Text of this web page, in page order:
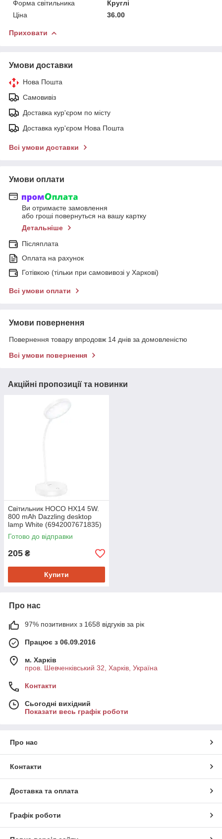
Форма світильника
Круглі
Ціна
36.00
Приховати
Умови доставки
Нова Пошта
Самовивіз
Доставка кур'єром по місту
Доставка кур'єром Нова Пошта
Всі умови доставки
Умови оплати
Ви отримаєте замовлення
або гроші повернуться на вашу картку
Детальніше
Післяплата
Оплата на рахунок
Готівкою (тільки при самовивозі у Харкові)
Всі умови оплати
Умови повернення
Повернення товару впродовж 14 днів за домовленістю
Всі умови повернення
Акційні пропозиції та новинки
Світильник HOCO HX14 5W.
800 mAh Dazzling desktop
lamp White (6942007671835)
Готово до відправки
205 ₴
Купити
Про нас
97% позитивних з 1658 відгуків за рік
Працює з 06.09.2016
м. Харків
пров. Шевченківський 32, Харків, Україна
Контакти
Сьогодні вихідний
Показати весь графік роботи
Про нас
Контакти
Доставка та оплата
Графік роботи